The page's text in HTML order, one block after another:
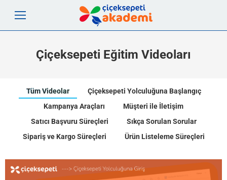
Çiçeksepeti Eğitim Videoları
Tüm Videolar
Çiçeksepeti Yolculuğuna Başlangıç
Kampanya Araçları
Müşteri ile İletişim
Satıcı Başvuru Süreçleri
Sıkça Sorulan Sorular
Sipariş ve Kargo Süreçleri
Ürün Listeleme Süreçleri